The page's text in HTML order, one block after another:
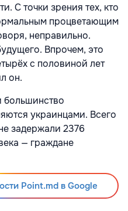
С точки зрения тех, кто
процветающим
неправильно.
Впрочем, это
с половиной лет
он.
большинство
украинцами. Всего
задержали 2376
— граждане
Point.md в Google